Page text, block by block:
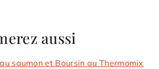
aussi
saumon et Boursin au Thermomix